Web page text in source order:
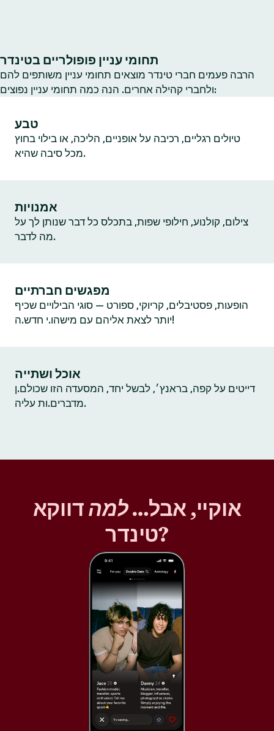
תחומי עניין פופולריים בטינדר
הרבה פעמים חברי טינדר מוצאים תחומי עניין משותפים להם
ולחברי קהילה אחרים. הנה כמה תחומי עניין נפוצים:
טבע
טיולים רגליים, רכיבה על אופניים, הליכה, או בילוי בחוץ
מכל סיבה שהיא.
אמנויות
צילום, קולנוע, חילופי שפות, בתכלס כל דבר שנותן לך על
מה לדבר.
מפגשים חברתיים
הופעות, פסטיבלים, קריוקי, ספורט — סוגי הבילויים שכיף
יותר לצאת אליהם עם מישהו.י חדש.ה!
אוכל ושתייה
דייטים על קפה, בראנץ׳, לבשל יחד, המסעדה הזו שכולם.ן
מדברים.ות עליה.
אוקיי, אבל…למהדווקא
טינדר?